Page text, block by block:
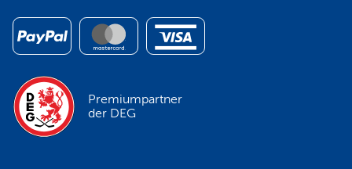
Premiumpartner
der DEG